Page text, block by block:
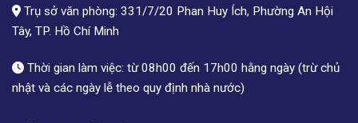
Trụ sở văn phòng: 331/7/20 Phan Huy Ích, Phường An Hội
Tây, TP. Hồ Chí Minh
Thời gian làm việc: từ 08h00 đến 17h00 hằng ngày (trừ chủ
nhật và các ngày lễ theo quy định nhà nước)